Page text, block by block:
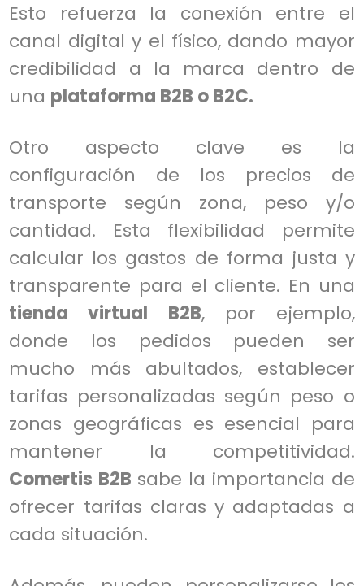
Esto refuerza la conexión entre el
canal digital y el físico, dando mayor
credibilidad a la marca dentro de
una plataforma B2B o B2C.
Otro aspecto clave es la
configuración de los precios de
transporte según zona, peso y/o
cantidad. Esta flexibilidad permite
calcular los gastos de forma justa y
transparente para el cliente. En una
tienda virtual B2B, por ejemplo,
donde los pedidos pueden ser
mucho más abultados, establecer
tarifas personalizadas según peso o
zonas geográficas es esencial para
mantener la competitividad.
Comertis B2B sabe la importancia de
ofrecer tarifas claras y adaptadas a
cada situación.